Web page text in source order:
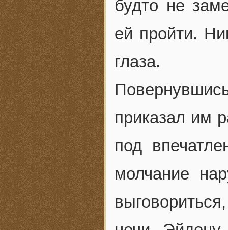
будто не
ей пройти.
глаза.
приказал им
под
молчание